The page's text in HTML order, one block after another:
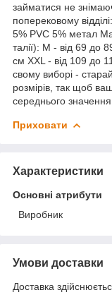
займатися не
поперековому
5% PVC 5% метал
талії): M - від 69 до
см XXL - від 109 до
свому виборі -
розмірів, так щоб
середнього значення.
Приховати
Характеристики
Основні атрибути
Виробник
Умови доставки
Доставка